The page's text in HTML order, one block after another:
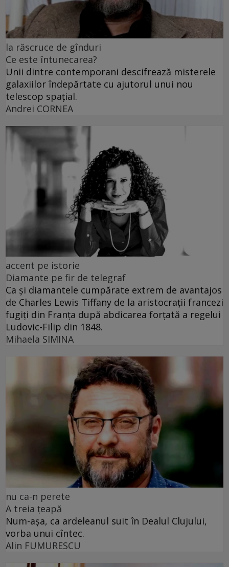
la răscruce de gînduri
Ce este întunecarea?
Unii dintre contemporani descifrează misterele
galaxiilor îndepărtate cu ajutorul unui nou
telescop spațial.
Andrei CORNEA
accent pe istorie
Diamante pe fir de telegraf
Ca și diamantele cumpărate extrem de avantajos
de Charles Lewis Tiffany de la aristocrații francezi
fugiți din Franța după abdicarea forțată a regelui
Ludovic-Filip din 1848.
Mihaela SIMINA
nu ca-n perete
A treia țeapă
Num-așa, ca ardeleanul suit în Dealul Clujului,
vorba unui cîntec.
Alin FUMURESCU